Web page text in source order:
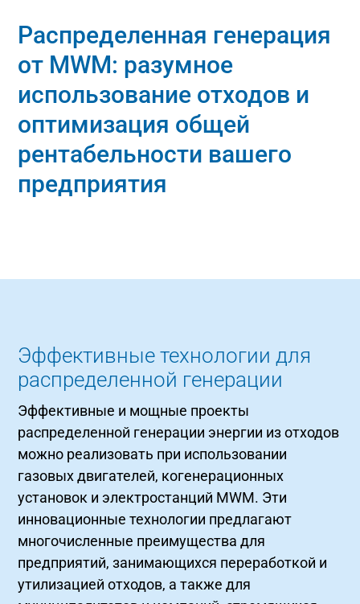
Распределенная генерация
от MWM: разумное
использование отходов и
оптимизация общей
рентабельности вашего
предприятия
Эффективные технологии для
распределенной генерации
Эффективные и мощные проекты
распределенной генерации энергии из отходов
можно реализовать при использовании
газовых двигателей, когенерационных
установок и электростанций MWM. Эти
инновационные технологии предлагают
многочисленные преимущества для
предприятий, занимающихся переработкой и
утилизацией отходов, а также для